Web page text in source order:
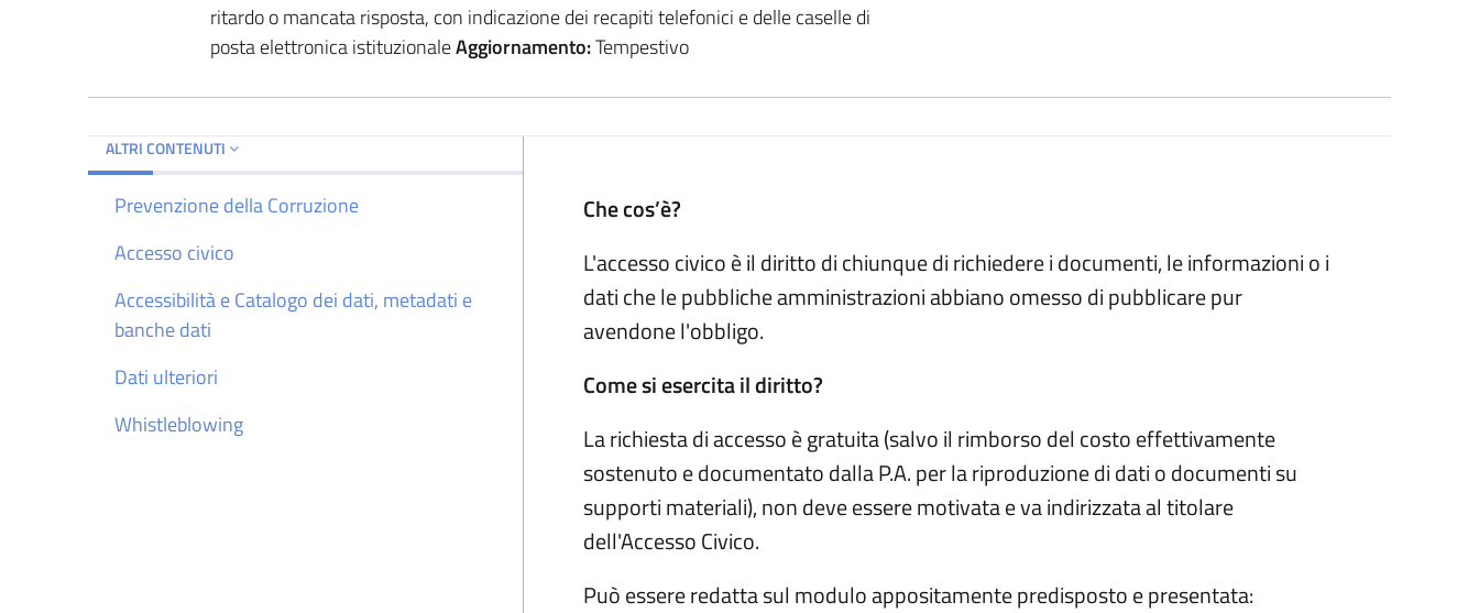
ritardo o mancata risposta, con indicazione dei recapiti telefonici e delle caselle di
posta elettronica istituzionaleAggiornamento:Tempestivo
ALTRI CONTENUTI
Prevenzione della Corruzione
Accesso civico
Accessibilità e Catalogo dei dati, metadati e
banche dati
Dati ulteriori
Whistleblowing
Che cos’è?
L'accesso civico è il diritto di chiunque di richiedere i documenti, le informazioni o i
dati che le pubbliche amministrazioni abbiano omesso di pubblicare pur
avendone l'obbligo.
Come si esercita il diritto?
La richiesta di accesso è gratuita (salvo il rimborso del costo effettivamente
sostenuto e documentato dalla P.A. per la riproduzione di dati o documenti su
supporti materiali), non deve essere motivata e va indirizzata al titolare
dell'Accesso Civico.
Può essere redatta sul modulo appositamente predisposto e presentata: